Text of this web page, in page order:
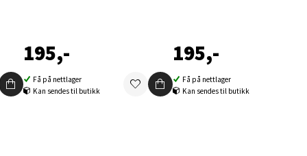
195,-
Få på nettlager
Kan sendes til butikk
195,-
Få på nettlager
Kan sendes til butikk